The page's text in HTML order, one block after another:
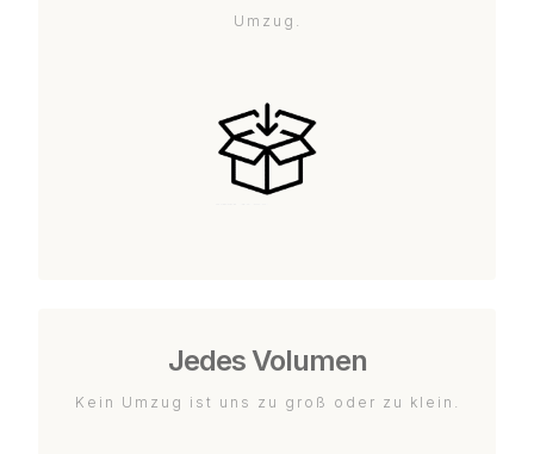
Umzug.
Jedes Volumen
Kein Umzug ist uns zu groß oder zu klein.